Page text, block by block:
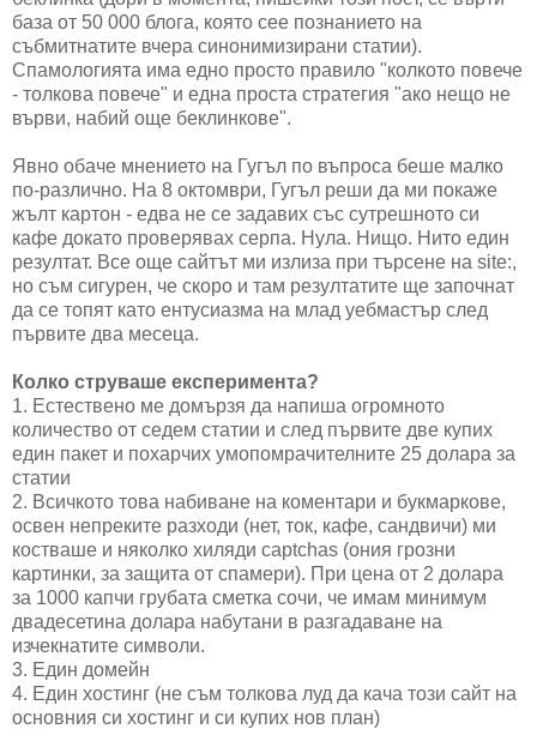
база от 50 000 блога, която сее познанието на
събмитнатите вчера синонимизирани статии).
Спамологията има едно просто правило "колкото повече
- толкова повече" и една проста стратегия "ако нещо не
върви, набий още беклинкове".
Явно обаче мнението на Гугъл по въпроса беше малко
по-различно. На 8 октомври, Гугъл реши да ми покаже
жълт картон - едва не се задавих със сутрешното си
кафе докато проверявах серпа. Нула. Нищо. Нито един
резултат. Все още сайтът ми излиза при търсене на site:,
но съм сигурен, че скоро и там резултатите ще започнат
да се топят като ентусиазма на млад уебмастър след
първите два месеца.
Колко струваше експеримента?
1. Естествено ме домързя да напиша огромното
количество от седем статии и след първите две купих
един пакет и похарчих умопомрачителните 25 долара за
статии
2. Всичкото това набиване на коментари и букмаркове,
освен непреките разходи (нет, ток, кафе, сандвичи) ми
костваше и няколко хиляди captchas (ония грозни
картинки, за защита от спамери). При цена от 2 долара
за 1000 капчи грубата сметка сочи, че имам минимум
двадесетина долара набутани в разгадаване на
изчекнатите символи.
3. Един домейн
4. Един хостинг (не съм толкова луд да кача този сайт на
основния си хостинг и си купих нов план)